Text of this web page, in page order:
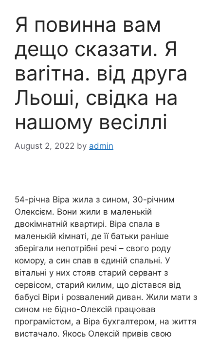
Я повинна вам
дещо сказати. Я
ваrітна. від друга
Льоші, свідка на
нашому весіллі
August 2, 2022 by admin
54-річна Віра жила з сином, 30-річним
Олексієм. Вони жили в маленькій
двокімнатній квартирі. Віра спала в
маленькій кімнаті, де її батьки раніше
зберігали непотрібні речі – свого роду
комору, а син спав в єдиній спальні. У
вітальні у них стояв старий сервант з
сервісом, старий килим, що дістався від
бабусі Віри і розвалений диван. Жили мати з
сином не бідно-Олексій працював
програмістом, а Віра бухгалтером, на життя
вистачало. Якось Олексій привів свою